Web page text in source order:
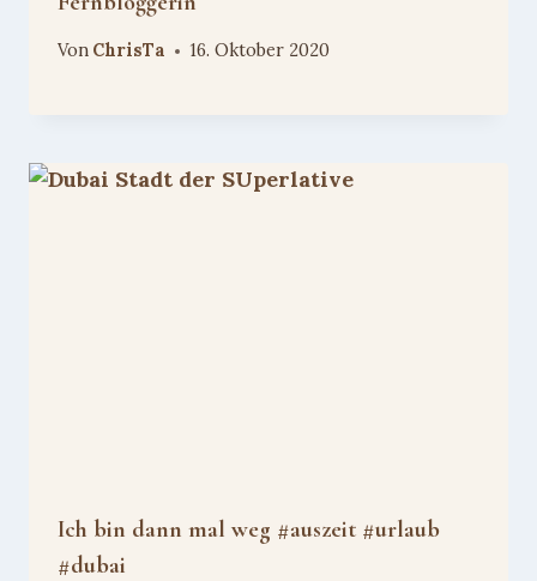
Von ChrisTa 16. Oktober 2020
Ich bin dann mal weg #auszeit #urlaub
#dubai